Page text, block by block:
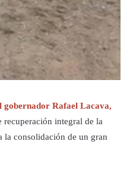
gobernador Rafael Lacava,
integral de la
la consolidación de un gran